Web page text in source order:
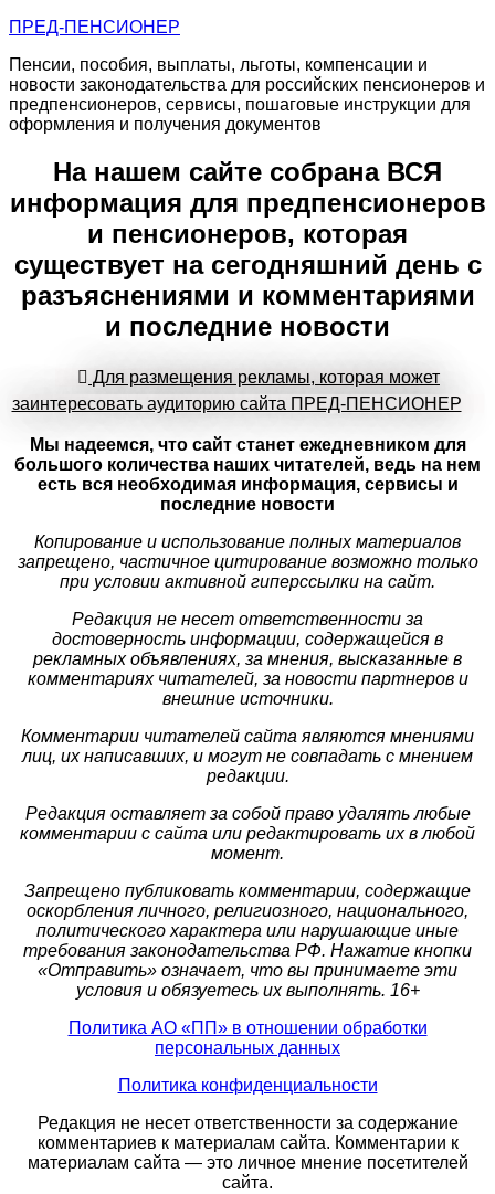
ПРЕД-ПЕНСИОНЕР
Пенсии, пособия, выплаты, льготы, компенсации и
новости законодательства для российских пенсионеров и
предпенсионеров, сервисы, пошаговые инструкции для
оформления и получения документов
На нашем сайте собрана ВСЯ
информация для предпенсионеров
и пенсионеров, которая
существует на сегодняшний день с
разъяснениями и комментариями
и последние новости
Для размещения рекламы, которая может
заинтересовать аудиторию сайта ПРЕД-ПЕНСИОНЕР
Мы надеемся, что сайт станет ежедневником для
большого количества наших читателей, ведь на нем
есть вся необходимая информация, сервисы и
последние новости
Копирование и использование полных материалов
запрещено, частичное цитирование возможно только
при условии активной гиперссылки на сайт.
Редакция не несет ответственности за
достоверность информации, содержащейся в
рекламных объявлениях, за мнения, высказанные в
комментариях читателей, за новости партнеров и
внешние источники.
Комментарии читателей сайта являются мнениями
лиц, их написавших, и могут не совпадать с мнением
редакции.
Редакция оставляет за собой право удалять любые
комментарии с сайта или редактировать их в любой
момент.
Запрещено публиковать комментарии, содержащие
оскорбления личного, религиозного, национального,
политического характера или нарушающие иные
требования законодательства РФ. Нажатие кнопки
«Отправить» означает, что вы принимаете эти
условия и обязуетесь их выполнять. 16+
Политика АО «ПП» в отношении обработки
персональных данных
Политика конфиденциальности
Редакция не несет ответственности за содержание
комментариев к материалам сайта. Комментарии к
материалам сайта — это личное мнение посетителей
сайта.